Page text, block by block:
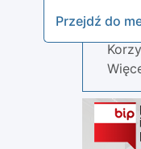
Przejdź do